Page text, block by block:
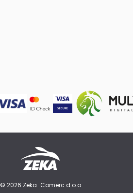
© 2026 Zeka-Comerc d.o.o